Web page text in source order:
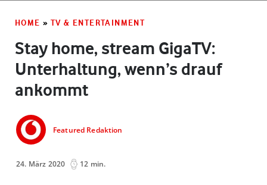
HOME » TV & ENTERTAINMENT
Stay home, stream GigaTV:
Unterhaltung, wenn’s drauf
ankommt
Featured Redaktion
24. März 2020 12 min.